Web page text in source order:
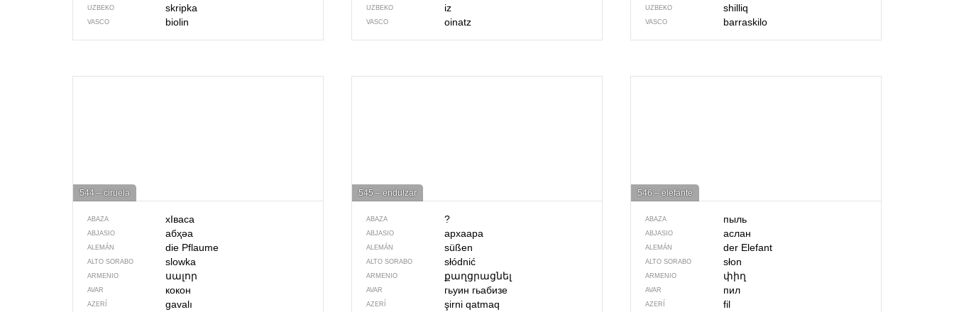
UZBEKO skripka
VASCO biolin
UZBEKO iz
VASCO oinatz
UZBEKO shilliq
VASCO barraskilo
544 – ciruela
ABAZA хIваса
ABJASIO абҳәа
ALEMÁN die Pflaume
ALTO SORABO slowka
ARMENIO սալոր
AVAR кокон
AZERÍ gavalı
545 – endulzar
ABAZA ?
ABJASIO архаара
ALEMÁN süßen
ALTO SORABO słódnić
ARMENIO քաղցրացնել
AVAR гьуин гьабизе
AZERÍ şirni qatmaq
546 – elefante
ABAZA пыль
ABJASIO аслан
ALEMÁN der Elefant
ALTO SORABO słon
ARMENIO փիղ
AVAR пил
AZERÍ fil